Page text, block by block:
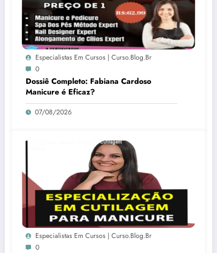
Especialistas Em Cursos | Curso.blog.br
0
Dossiê Completo: Fabiana Cardoso
Manicure é Eficaz?
07/08/2026
Especialistas Em Cursos | Curso.blog.br
0